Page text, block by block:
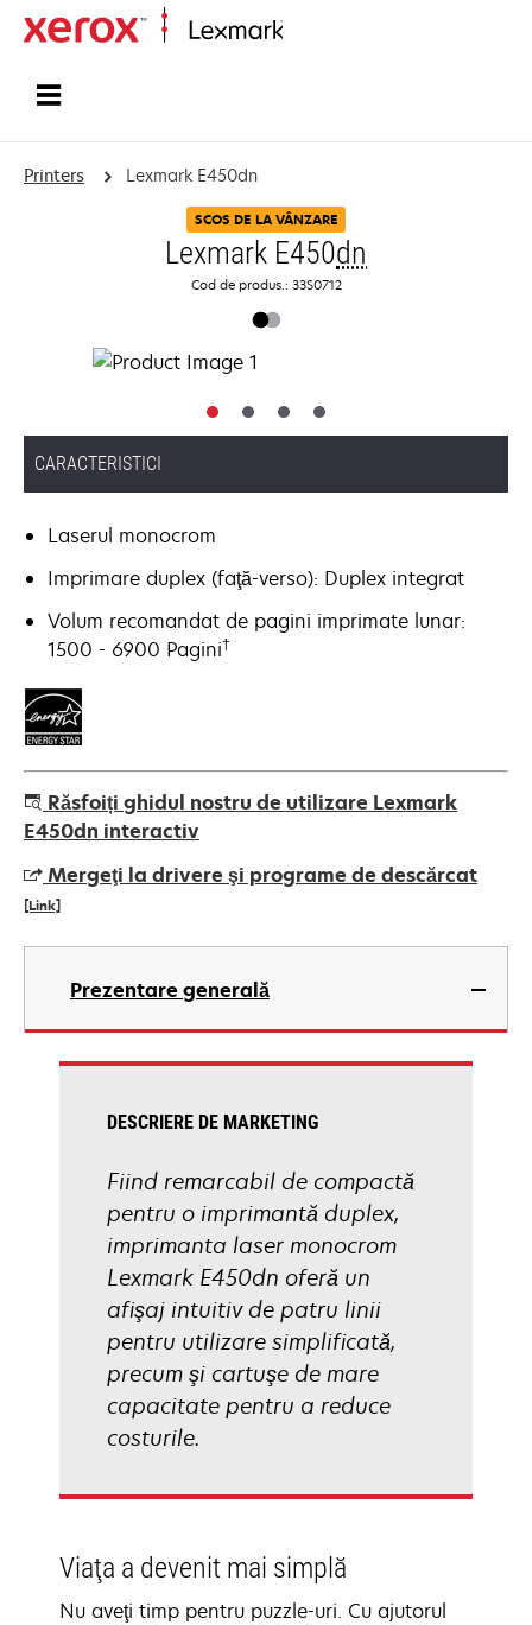
Printers Lexmark E450dn
SCOS DE LA VÂNZARE
Lexmark E450dn
Cod de produs.: 33S0712
CARACTERISTICI
Laserul monocrom
Imprimare duplex (faţă-verso): Duplex integrat
Volum recomandat de pagini imprimate lunar:
1500 - 6900 Pagini†
Răsfoiți ghidul nostru de utilizare Lexmark
E450dn interactiv
Mergeţi la drivere şi programe de descărcat
[Link]
opens
new
Prezentare generală
DESCRIERE DE MARKETING
Fiind remarcabil de compactă
pentru o imprimantă duplex,
imprimanta laser monocrom
Lexmark E450dn oferă un
afişaj intuitiv de patru linii
pentru utilizare simplificată,
precum şi cartuşe de mare
capacitate pentru a reduce
costurile.
Viaţa a devenit mai simplă
Nu aveţi timp pentru puzzle-uri. Cu ajutorul